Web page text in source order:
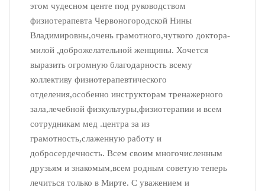
этом чудесном центе под руководством
физиотерапевта Червоногородской Нины
Владимировны,очень грамотного,чуткого доктора-
милой ,доброжелательной женщины. Хочется
выразить огромную благодарность всему
коллективу физиотерапевтического
отделения,особенно инструкторам тренажерного
зала,лечебной физкультуры,физиотерапии и всем
сотрудникам мед .центра за из
грамотность,слаженную работу и
добросердечность. Всем своим многочисленным
друзьям и знакомым,всем родным советую теперь
лечиться только в Мирте. С уважением и